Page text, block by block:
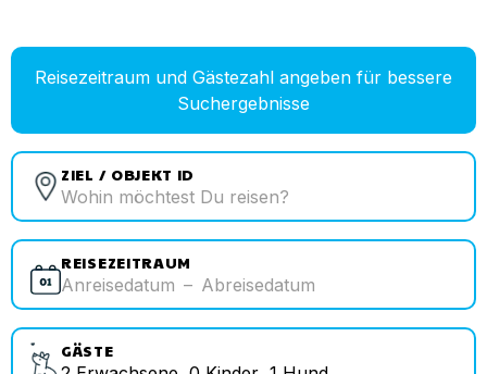
Reisezeitraum und Gästezahl angeben für bessere
Suchergebnisse
ZIEL / OBJEKT ID
REISEZEITRAUM
Anreisedatum – Abreisedatum
GÄSTE